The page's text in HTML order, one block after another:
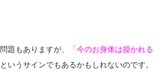
題もありますが、
「今のお身体は授かれる
というサインでもあるかもしれないのです。